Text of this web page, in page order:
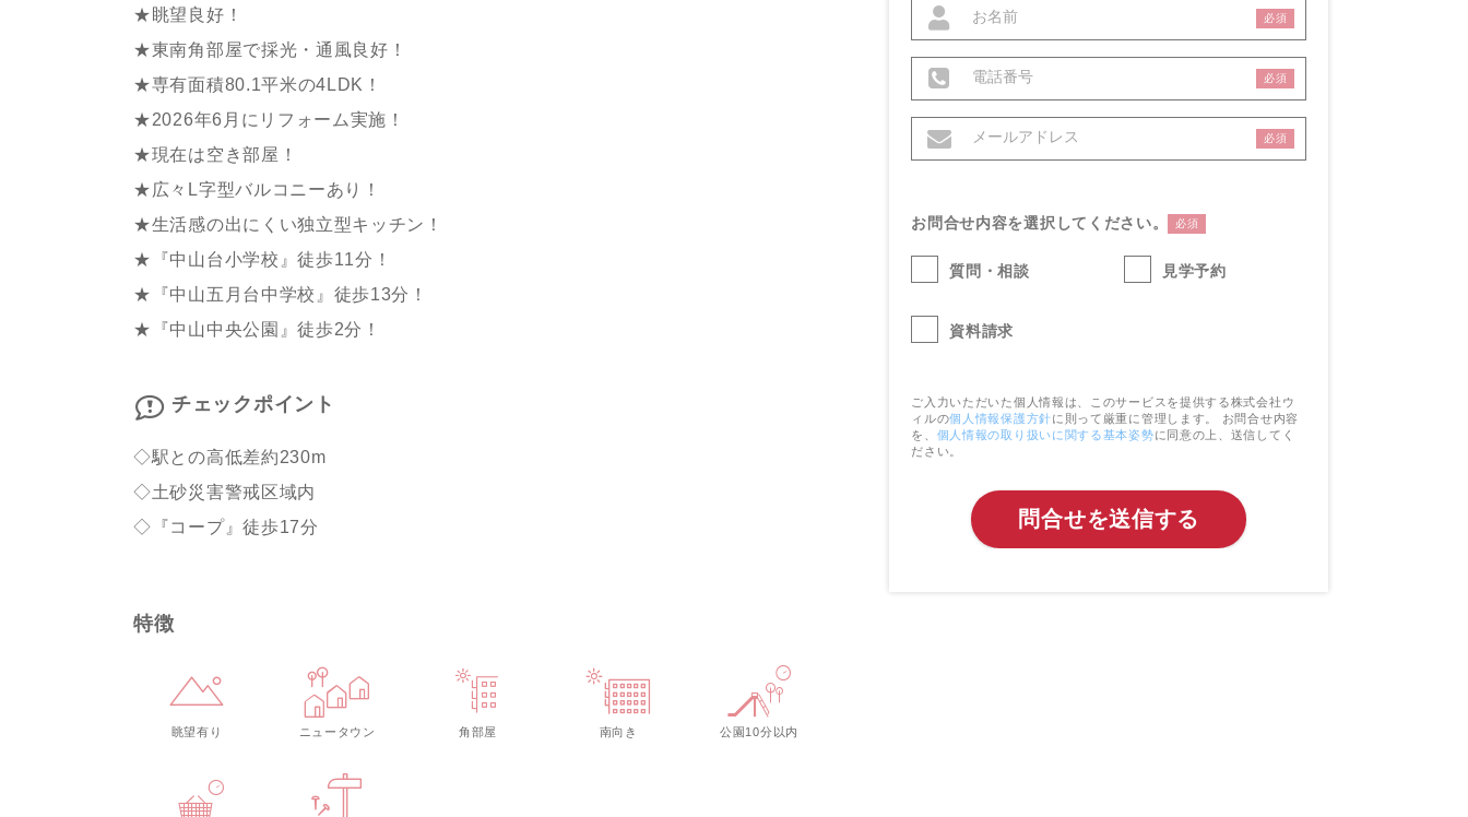
★眺望良好！
★東南角部屋で採光・通風良好！
★専有面積80.1平米の4LDK！
★2026年6月にリフォーム実施！
★現在は空き部屋！
★広々L字型バルコニーあり！
★生活感の出にくい独立型キッチン！
★『中山台小学校』徒歩11分！
★『中山五月台中学校』徒歩13分！
★『中山中央公園』徒歩2分！
チェックポイント
◇駅との高低差約230m
◇土砂災害警戒区域内
◇『コープ』徒歩17分
特徴
眺望有り ニュータウン 角部屋 南向き 公園10分以内
必須
必須
必須
お問合せ内容を選択してください。 必須
質問・相談 見学予約
資料請求
ご入力いただいた個人情報は、このサービスを提供する株式会社ウ
ィルの個人情報保護方針に則って厳重に管理します。 お問合せ内容
を、 個人情報の取り扱いに関する基本姿勢に同意の上、送信してく
ださい。
問合せを送信する